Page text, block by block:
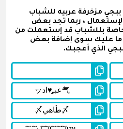
مزخرفة عربيه للشباب
، ربما تجد بعض
بللشباب قد إستعملت من
، ما عليك سوى إضافة بعض
ببجي الذي أعجبك.